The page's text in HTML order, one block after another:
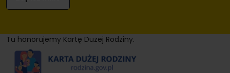
Tu honorujemy Kartę Dużej Rodziny.